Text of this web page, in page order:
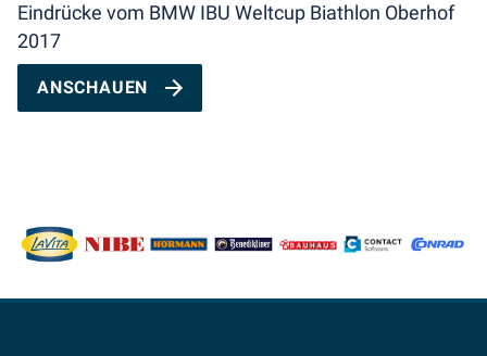
Eindrücke vom BMW IBU Weltcup Biathlon Oberhof
2017
ANSCHAUEN